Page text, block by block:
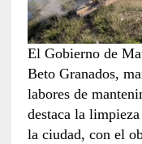
El Gobierno de
Beto Granados,
labores de
destaca la
la ciudad, con el